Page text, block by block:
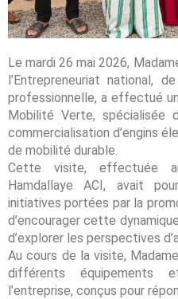
Le mardi 26 mai 2026,
l’Entrepreneuriat national,
professionnelle, a effectué
Mobilité Verte, spécialisée
commercialisation d’engins
de mobilité durable.
Cette visite, effectuée
Hamdallaye ACI, avait
initiatives portées par la
d’encourager cette
d’explorer les perspectives
Au cours de la visite,
différents équipements
l’entreprise, conçus pour